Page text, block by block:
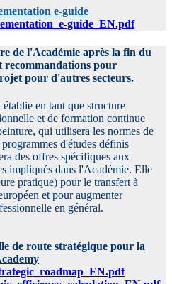
e-guide
guide_EN.pdf
de l'Académie après la fin du
recommandations pour
pour d'autres secteurs.
en tant que structure
et de formation continue
qui utilisera les normes de
d'études définis
des offres spécifiques aux
impliqués dans l'Académie. Elle
pratique) pour le transfert à
et pour augmenter
en général.
de route stratégique pour la